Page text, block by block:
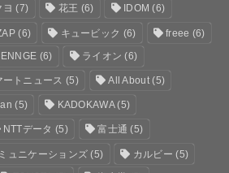
ヨ (7) 花王 (6) IDOM (6)
(6) キュービック (6) freee (6)
(6) ライオン (6)
ートニュース (5) All About(5)
(5) KADOKAWA(5)
NTTデータ (5) 富士通 (5)
ュニケーションズ (5) カルビー (5)